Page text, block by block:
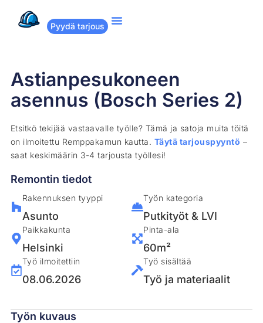
Pyydä tarjous
Astianpesukoneen
asennus (Bosch Series 2)
Etsitkö tekijää vastaavalle työlle? Tämä ja satoja muita töitä
on ilmoitettu Remppakamun kautta. Täytä tarjouspyyntö –
saat keskimäärin 3-4 tarjousta työllesi!
Remontin tiedot
Rakennuksen tyyppi
Asunto
Paikkakunta
Helsinki
Työ ilmoitettiin
08.06.2026
Työn kategoria
Putkityöt & LVI
Pinta-ala
60m²
Työ sisältää
Työ ja materiaalit
Työn kuvaus